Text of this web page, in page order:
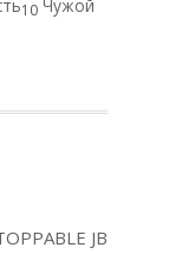
10 Чужой
JB